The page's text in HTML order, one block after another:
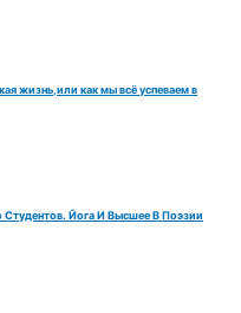
жизнь,или как мы всё успеваем в
Йога И Высшее В Поэзии